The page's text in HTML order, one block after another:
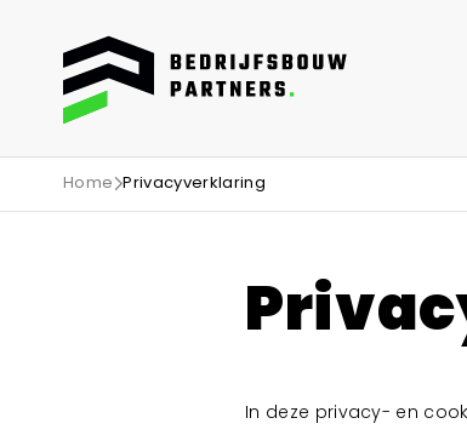
Bekijk projecten
Opslagruimten
Bedrijfspanden
Distributiecentra
Home Privacyverklaring
In deze privacy- en